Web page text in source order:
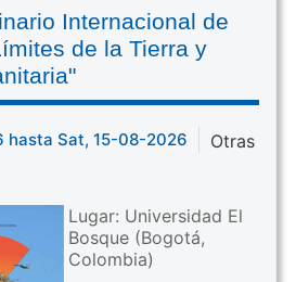
b
)
Internacional de
de la Tierra y
hasta Sat, 15-08-2026
Otras
Lugar: Universidad El
Bosque (Bogotá,
Colombia)